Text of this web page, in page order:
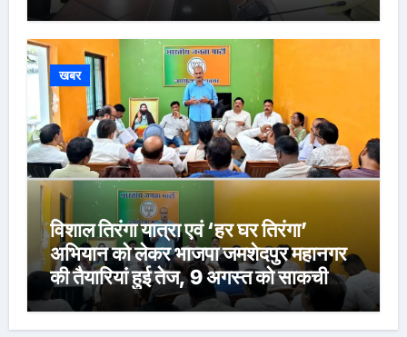
खबर
विशाल तिरंगा यात्रा एवं ‘हर घर तिरंगा’
अभियान को लेकर भाजपा जमशेदपुर महानगर
की तैयारियां हुई तेज, 9 अगस्त को साकची
नेताजी सुभाष मैदान से निकलेगी विशाल तिरंगा
यात्रा